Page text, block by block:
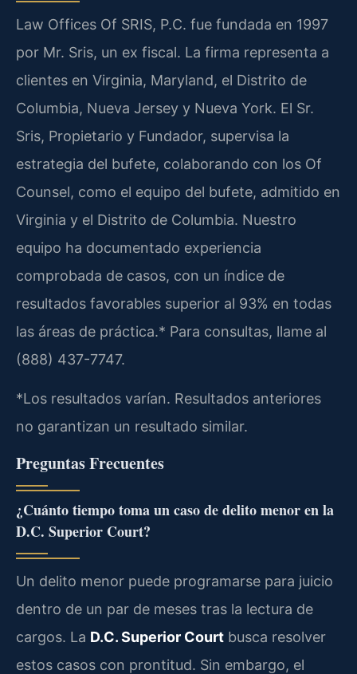
Law Offices Of SRIS, P.C. fue fundada en 1997
por Mr. Sris, un ex fiscal. La firma representa a
clientes en Virginia, Maryland, el Distrito de
Columbia, Nueva Jersey y Nueva York. El Sr.
Sris, Propietario y Fundador, supervisa la
estrategia del bufete, colaborando con los Of
Counsel, como el equipo del bufete, admitido en
Virginia y el Distrito de Columbia. Nuestro
equipo ha documentado experiencia
comprobada de casos, con un índice de
resultados favorables superior al 93% en todas
las áreas de práctica.* Para consultas, llame al
(888) 437-7747.
*Los resultados varían. Resultados anteriores
no garantizan un resultado similar.
Preguntas Frecuentes
¿Cuánto tiempo toma un caso de delito menor en la
D.C. Superior Court?
Un delito menor puede programarse para juicio
dentro de un par de meses tras la lectura de
cargos. La D.C. Superior Court busca resolver
estos casos con prontitud. Sin embargo, el